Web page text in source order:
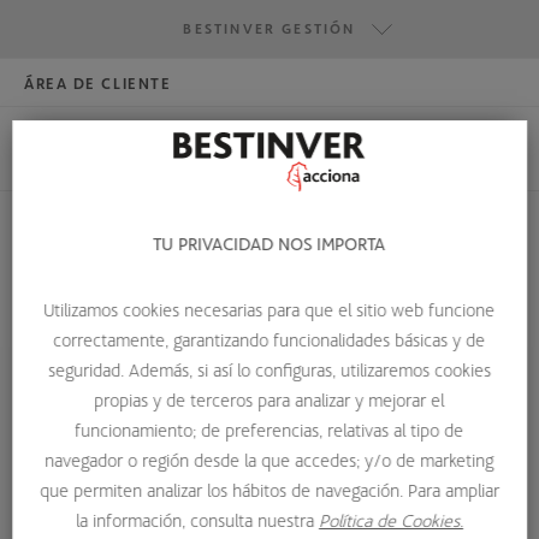
BESTINVER GESTIÓN
BESTINVER SECURITIES
ÁREA DE CLIENTE
HOME GLOSARIO DE TÉRMINOS DEFLACIÓN
Deflación
La deflación es el proceso de disminución en el nivel
general de los precios en un país.
TU PRIVACIDAD NOS IMPORTA
Utilizamos cookies necesarias para que el sitio web funcione
correctamente, garantizando funcionalidades básicas y de
seguridad. Además, si así lo configuras, utilizaremos cookies
propias y de terceros para analizar y mejorar el
funcionamiento; de preferencias, relativas al tipo de
navegador o región desde la que accedes; y/o de marketing
que permiten analizar los hábitos de navegación. Para ampliar
la información, consulta nuestra Política de Cookies.